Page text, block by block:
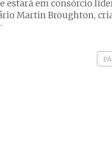
estará em consórcio
Martin Broughton,